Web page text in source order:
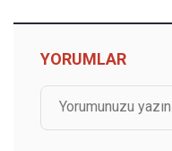
YORUMLAR